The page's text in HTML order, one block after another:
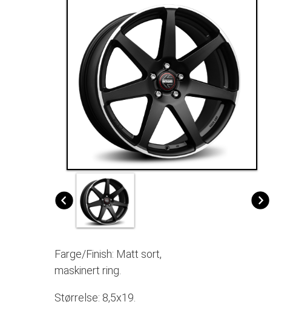
Farge/Finish: Matt sort,
maskinert ring.
Størrelse: 8,5x19.